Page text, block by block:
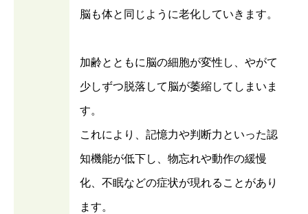
脳も体と同じように老化していきます。
加齢とともに脳の細胞が変性し、やがて
少しずつ脱落して脳が萎縮してしまいま
す。
これにより、記憶力や判断力といった認
知機能が低下し、物忘れや動作の緩慢
化、不眠などの症状が現れることがあり
ます。